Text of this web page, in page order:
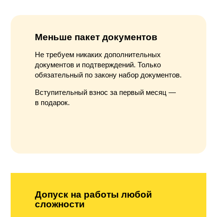
Меньше пакет документов
Не требуем никаких дополнительных
документов и подтверждений. Только
обязательный по закону набор документов.
Вступительный взнос за первый месяц —
в подарок.
Допуск на работы любой
сложности